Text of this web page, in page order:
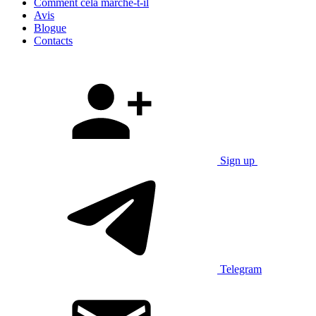
Comment cela marche-t-il
Avis
Blogue
Contacts
Sign up
Telegram